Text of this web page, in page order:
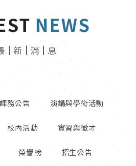
NEWS
新 消 息
課務公告 演講與學術活動
校內活動 實習與徵才
榮譽榜 招生公告